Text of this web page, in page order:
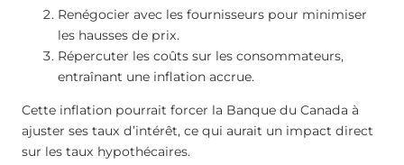
Renégocier avec les fournisseurs pour minimiser
les hausses de prix.
Répercuter les coûts sur les consommateurs,
entraînant une inflation accrue.
Cette inflation pourrait forcer la Banque du Canada à
ajuster ses taux d’intérêt, ce qui aurait un impact direct
sur les taux hypothécaires.